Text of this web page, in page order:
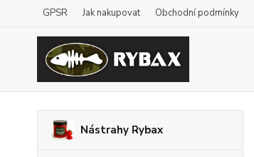
GPSR Jak nakupovat Obchodní podmínky
Nástrahy Rybax